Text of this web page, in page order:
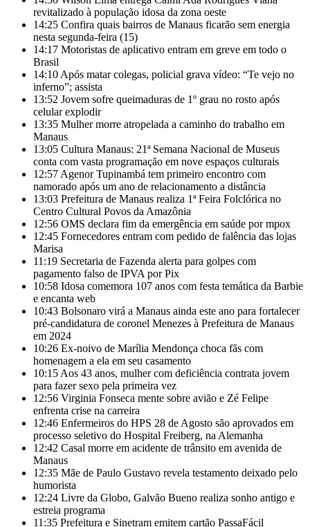
revitalizado à população idosa da zona oeste
14:25 Confira quais bairros de Manaus ficarão sem energia
nesta segunda-feira (15)
14:17 Motoristas de aplicativo entram em greve em todo o
Brasil
14:10 Após matar colegas, policial grava vídeo: “Te vejo no
inferno”; assista
13:52 Jovem sofre queimaduras de 1º grau no rosto após
celular explodir
13:35 Mulher morre atropelada a caminho do trabalho em
Manaus
13:05 Cultura Manaus: 21ª Semana Nacional de Museus
conta com vasta programação em nove espaços culturais
12:57 Agenor Tupinambá tem primeiro encontro com
namorado após um ano de relacionamento a distância
13:03 Prefeitura de Manaus realiza 1ª Feira Folclórica no
Centro Cultural Povos da Amazônia
12:56 OMS declara fim da emergência em saúde por mpox
12:45 Fornecedores entram com pedido de falência das lojas
Marisa
11:19 Secretaria de Fazenda alerta para golpes com
pagamento falso de IPVA por Pix
10:58 Idosa comemora 107 anos com festa temática da Barbie
e encanta web
10:43 Bolsonaro virá a Manaus ainda este ano para fortalecer
pré-candidatura de coronel Menezes à Prefeitura de Manaus
em 2024
10:26 Ex-noivo de Marília Mendonça choca fãs com
homenagem a ela em seu casamento
10:15 Aos 43 anos, mulher com deficiência contrata jovem
para fazer sexo pela primeira vez
12:56 Virginia Fonseca mente sobre avião e Zé Felipe
enfrenta crise na carreira
12:46 Enfermeiros do HPS 28 de Agosto são aprovados em
processo seletivo do Hospital Freiberg, na Alemanha
12:42 Casal morre em acidente de trânsito em avenida de
Manaus
12:35 Mãe de Paulo Gustavo revela testamento deixado pelo
humorista
12:24 Livre da Globo, Galvão Bueno realiza sonho antigo e
estreia programa
11:35 Prefeitura e Sinetram emitem cartão PassaFácil